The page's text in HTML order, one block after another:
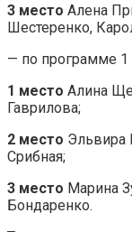
3 место Алена
Шестеренко,
— по программе 1
1 место Алина
Гаврилова;
2 место Эльвира
Срибная;
3 место Марина
Бондаренко.